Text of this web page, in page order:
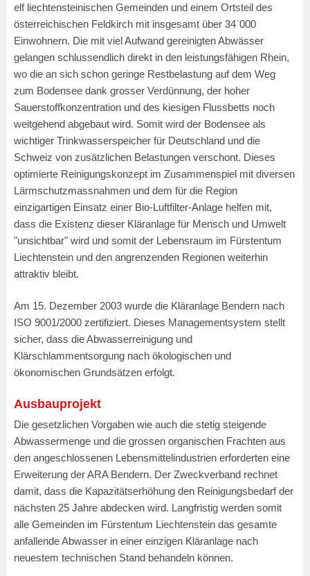
elf liechtensteinischen Gemeinden und einem Ortsteil des
österreichischen Feldkirch mit insgesamt über 34`000
Einwohnern. Die mit viel Aufwand gereinigten Abwässer
gelangen schlussendlich direkt in den leistungsfähigen Rhein,
wo die an sich schon geringe Restbelastung auf dem Weg
zum Bodensee dank grosser Verdünnung, der hoher
Sauerstoffkonzentration und des kiesigen Flussbetts noch
weitgehend abgebaut wird. Somit wird der Bodensee als
wichtiger Trinkwasserspeicher für Deutschland und die
Schweiz von zusätzlichen Belastungen verschont. Dieses
optimierte Reinigungskonzept im Zusammenspiel mit diversen
Lärmschutzmassnahmen und dem für die Region
einzigartigen Einsatz einer Bio-Luftfilter-Anlage helfen mit,
dass die Existenz dieser Kläranlage für Mensch und Umwelt
"unsichtbar" wird und somit der Lebensraum im Fürstentum
Liechtenstein und den angrenzenden Regionen weiterhin
attraktiv bleibt.
Am 15. Dezember 2003 wurde die Kläranlage Bendern nach
ISO 9001/2000 zertifiziert. Dieses Managementsystem stellt
sicher, dass die Abwasserreinigung und
Klärschlammentsorgung nach ökologischen und
ökonomischen Grundsätzen erfolgt.
Ausbauprojekt
Die gesetzlichen Vorgaben wie auch die stetig steigende
Abwassermenge und die grossen organischen Frachten aus
den angeschlossenen Lebensmittelindustrien erforderten eine
Erweiterung der ARA Bendern. Der Zweckverband rechnet
damit, dass die Kapazitätserhöhung den Reinigungsbedarf der
nächsten 25 Jahre abdecken wird. Langfristig werden somit
alle Gemeinden im Fürstentum Liechtenstein das gesamte
anfallende Abwasser in einer einzigen Kläranlage nach
neuestem technischen Stand behandeln können.